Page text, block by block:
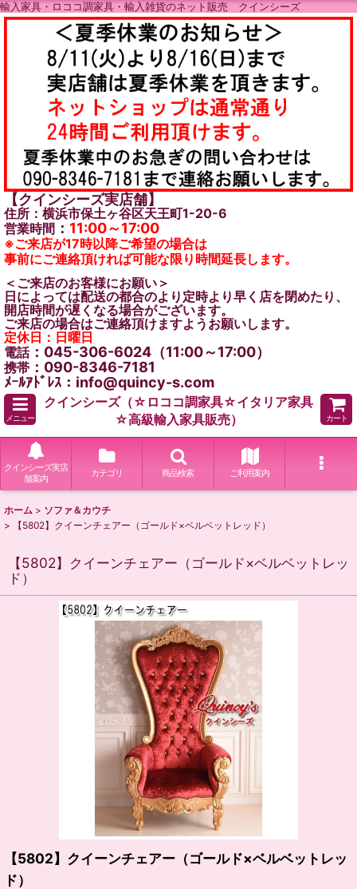
輸入家具・ロココ調家具・輸入雑貨のネット販売 クインシーズ
【クインシーズ実店舗】
住所：横浜市保土ヶ谷区天王町1-20-6
営業時間 ： 11:00～17:00
※ご来店が17時以降ご希望の場合は
事前にご連絡頂ければ可能な限り時間延長します。
＜ご来店のお客様にお願い＞
日によっては配送の都合のより定時より早く店を閉めたり、
開店時間が遅くなる場合がございます。
ご来店の場合はご連絡頂けますようお願いします。
定休日：日曜日
電話：045-306-6024（11:00～17:00）
携帯 ：090-8346-7181
ﾒｰﾙｱﾄﾞﾚｽ：info@quincy-s.com
メニュー
クインシーズ（☆ロココ調家具☆イタリア家具
☆高級輸入家具販売）
カート
クインシーズ実店
舗案内
カテゴリ 商品検索 ご利用案内
ホーム > ソファ＆カウチ
>
【5802】クイーンチェアー（ゴールド×ベルベットレッド）
【5802】クイーンチェアー（ゴールド×ベルベットレッ
ド）
【5802】クイーンチェアー（ゴールド×ベルベットレッ
ド）